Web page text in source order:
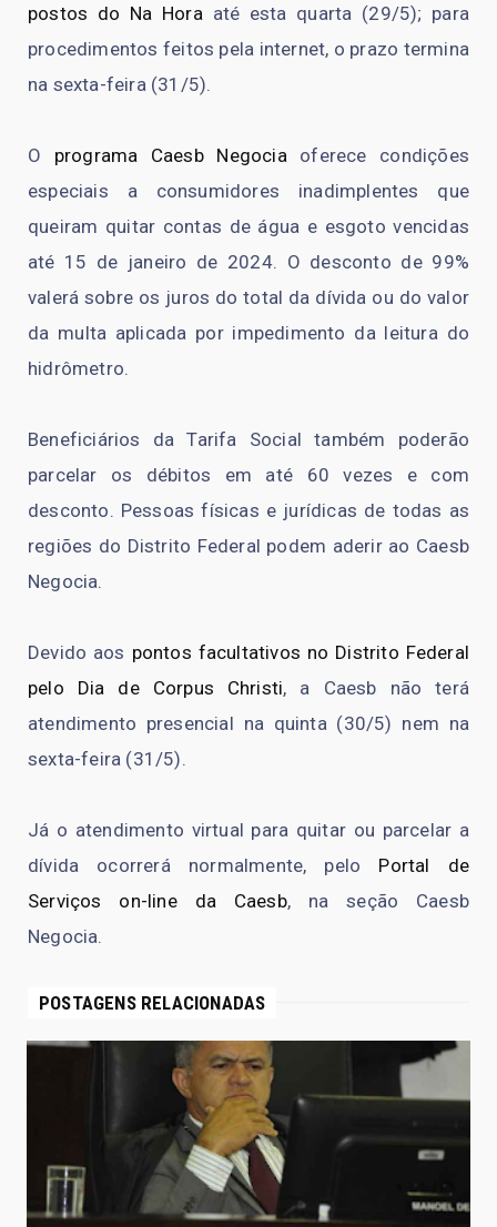
postos do Na Hora até esta quarta (29/5); para
procedimentos feitos pela internet, o prazo termina
na sexta-feira (31/5).
O programa Caesb Negocia oferece condições
especiais a consumidores inadimplentes que
queiram quitar contas de água e esgoto vencidas
até 15 de janeiro de 2024. O desconto de 99%
valerá sobre os juros do total da dívida ou do valor
da multa aplicada por impedimento da leitura do
hidrômetro.
Beneficiários da Tarifa Social também poderão
parcelar os débitos em até 60 vezes e com
desconto. Pessoas físicas e jurídicas de todas as
regiões do Distrito Federal podem aderir ao Caesb
Negocia.
Devido aos pontos facultativos no Distrito Federal
pelo Dia de Corpus Christi, a Caesb não terá
atendimento presencial na quinta (30/5) nem na
sexta-feira (31/5).
Já o atendimento virtual para quitar ou parcelar a
dívida ocorrerá normalmente, pelo Portal de
Serviços on-line da Caesb, na seção Caesb
Negocia.
POSTAGENS RELACIONADAS